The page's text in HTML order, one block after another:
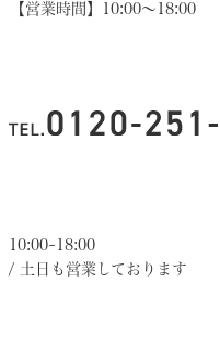
【営業時間】10:00〜18:00
10:00~18:00
/ 土日も営業しております